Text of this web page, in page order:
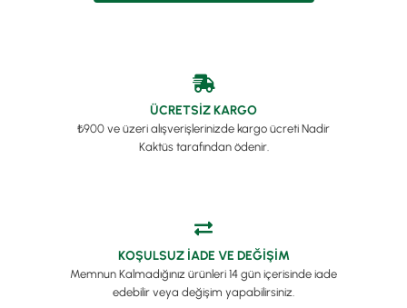
ÜCRETSİZ KARGO
₺900 ve üzeri alışverişlerinizde kargo ücreti Nadir
Kaktüs tarafından ödenir.
KOŞULSUZ İADE VE DEĞİŞİM
Memnun Kalmadığınız ürünleri 14 gün içerisinde iade
edebilir veya değişim yapabilirsiniz.